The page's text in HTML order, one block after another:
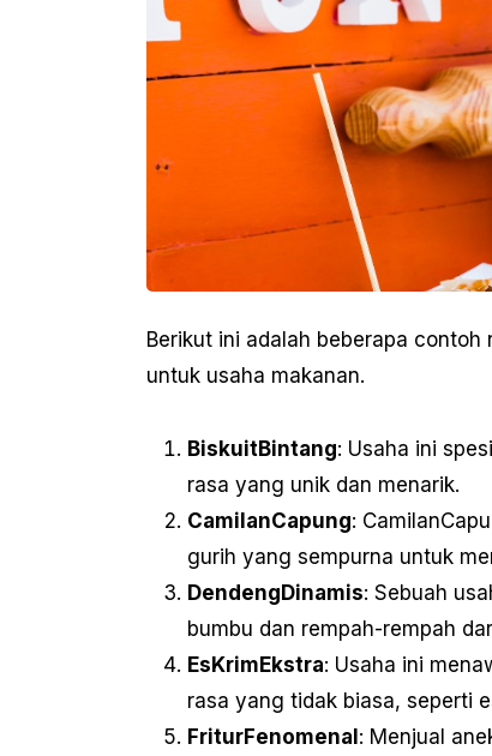
Berikut ini adalah beberapa
untuk usaha makanan.
BiskuitBintang: Usaha ini
rasa yang unik dan menarik.
CamilanCapung:
gurih yang sempurna untuk
DendengDinamis: Sebuah
bumbu dan rempah-rempah
EsKrimEkstra: Usaha ini
rasa yang tidak biasa, seperti
FriturFenomenal: Menjual